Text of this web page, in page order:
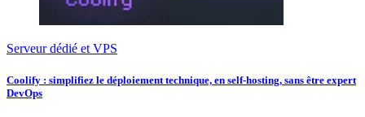
Serveur dédié et VPS
Coolify : simplifiez le déploiement technique, en self-hosting, sans être expert
DevOps